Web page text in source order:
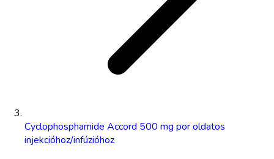
Cyclophosphamide Accord 500 mg por oldatos
injekcióhoz/infúzióhoz